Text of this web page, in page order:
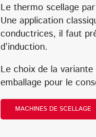
Le thermo scellage
Une application
conductrices, il faut
d’induction.
Le choix de la
emballage pour le
MACHINES DE SCELLAGE